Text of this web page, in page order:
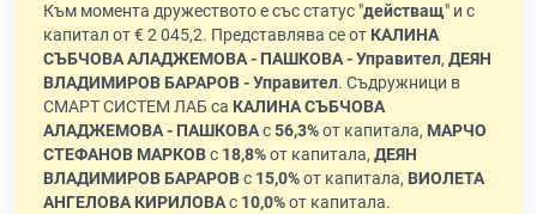
Към момента дружеството е със статус "действащ" и с
капитал от € 2 045,2. Представлява се от КАЛИНА
СЪБЧОВА АЛАДЖЕМОВА - ПАШКОВА - Управител, ДЕЯН
ВЛАДИМИРОВ БАРАРОВ - Управител. Съдружници в
СМАРТ СИСТЕМ ЛАБ са КАЛИНА СЪБЧОВА
АЛАДЖЕМОВА - ПАШКОВАс56,3%от капитала, МАРЧО
СТЕФАНОВ МАРКОВс 18,8%от капитала, ДЕЯН
ВЛАДИМИРОВ БАРАРОВс 15,0%от капитала, ВИОЛЕТА
АНГЕЛОВА КИРИЛОВАс 10,0%от капитала.